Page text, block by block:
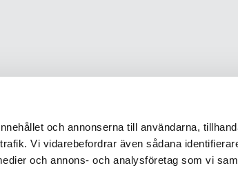
och annonserna till användarna,
Vi vidarebefordrar även sådana
och annons- och analysföretag som vi